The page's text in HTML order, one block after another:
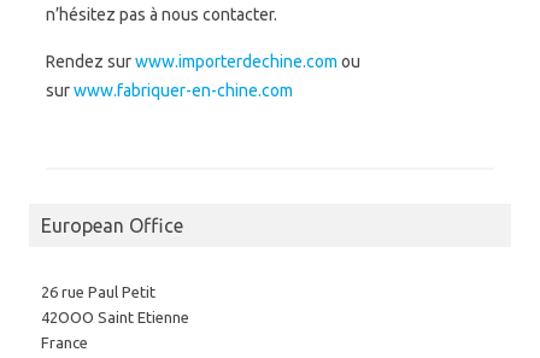
n’hésitez pas à nous contacter.
Rendez surwww.importerdechine.com ou
surwww.fabriquer-en-chine.com
European Office
26 rue Paul Petit
42OOO Saint Etienne
France